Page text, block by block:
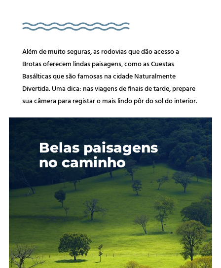
Além de muito seguras, as rodovias que dão acesso a
Brotas oferecem lindas paisagens, como as Cuestas
Basálticas que são famosas na cidade Naturalmente
Divertida. Uma dica: nas viagens de finais de tarde, prepare
sua câmera para registar o mais lindo pôr do sol do interior.
Belas paisagens
no caminho